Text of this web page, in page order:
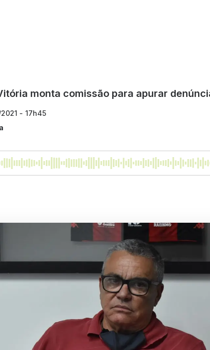
monta comissão para apurar
- 17h45